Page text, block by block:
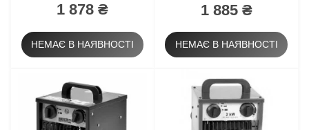
1 878 ₴
НЕМАЄ В НАЯВНОСТІ
1 885 ₴
НЕМАЄ В НАЯВНОСТІ